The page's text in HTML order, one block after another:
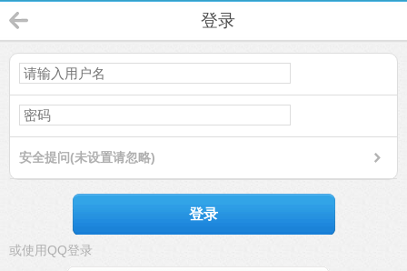
登录
安全提问(未设置请忽略)
登录
或使用QQ登录